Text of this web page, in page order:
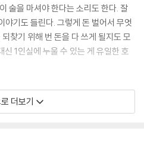
술을 마셔야 한다는 소리도 한다. 잘
야기도 들린다. 그렇게 돈 벌어서 무엇
찾기 위해 번 돈을 다 쓰게 될지도 모
1인실에 누울 수 있는 게 유일한 호
(p.19)
없다. 그렇기 때문에 몸은 늘 모든
더보기